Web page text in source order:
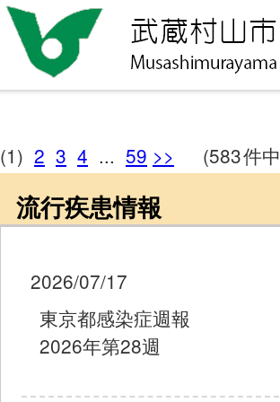
(1) 2 3 4 ... 59 >> (583件中
流行疾患情報
2026/07/17
東京都感染症週報
2026年第28週